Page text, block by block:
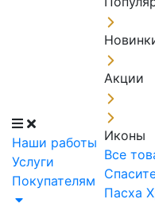
Наши работы
Услуги
Покупателям
Акции
Иконы
Все
Пасха